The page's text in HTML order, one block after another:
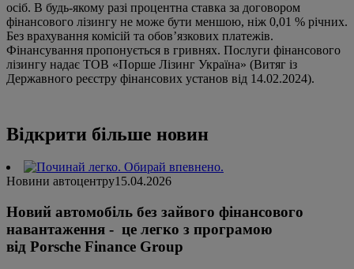
осіб. В будь-якому разі процентна ставка за договором
фінансового лізингу не може бути меншою, ніж 0,01 % річних.
Без врахування комісій та обов’язкових платежів.
Фінансування пропонується в гривнях. Послуги фінансового
лізингу надає ТОВ «Порше Лізинг Україна» (Витяг із
Державного реєстру фінансових установ від 14.02.2024).
Відкрити більше новин
Новини автоцентру15.04.2026
Новий автомобіль без зайвого фінансового
навантаження - це легко з програмою
від Porsche Finance Group